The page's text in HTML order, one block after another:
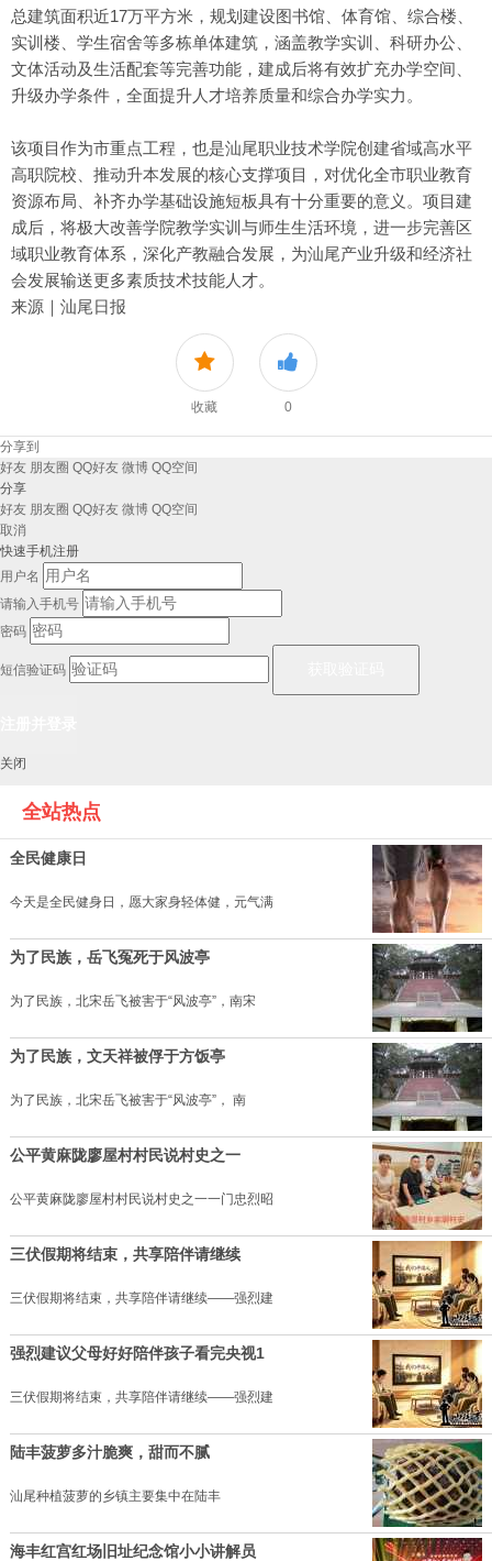
总建筑面积近17万平方米，规划建设图书馆、体育馆、综合楼、
实训楼、学生宿舍等多栋单体建筑，涵盖教学实训、科研办公、
文体活动及生活配套等完善功能，建成后将有效扩充办学空间、
升级办学条件，全面提升人才培养质量和综合办学实力。
该项目作为市重点工程，也是汕尾职业技术学院创建省域高水平
高职院校、推动升本发展的核心支撑项目，对优化全市职业教育
资源布局、补齐办学基础设施短板具有十分重要的意义。项目建
成后，将极大改善学院教学实训与师生生活环境，进一步完善区
域职业教育体系，深化产教融合发展，为汕尾产业升级和经济社
会发展输送更多素质技术技能人才。
来源｜汕尾日报
收藏 0
分享到
好友 朋友圈 QQ好友 微博 QQ空间
分享
好友 朋友圈 QQ好友 微博 QQ空间
取消
快速手机注册
用户名
请输入手机号
密码
短信验证码
关闭
全站热点
全民健康日
今天是全民健身日，愿大家身轻体健，元气满
为了民族，岳飞冤死于风波亭
为了民族，北宋岳飞被害于“风波亭”，南宋
为了民族，文天祥被俘于方饭亭
为了民族，北宋岳飞被害于“风波亭”， 南
公平黄麻陇廖屋村村民说村史之一
公平黄麻陇廖屋村村民说村史之一一门忠烈昭
三伏假期将结束，共享陪伴请继续
三伏假期将结束，共享陪伴请继续——强烈建
强烈建议父母好好陪伴孩子看完央视1
三伏假期将结束，共享陪伴请继续——强烈建
陆丰菠萝多汁脆爽，甜而不腻
汕尾种植菠萝的乡镇主要集中在陆丰
海丰红宫红场旧址纪念馆小小讲解员